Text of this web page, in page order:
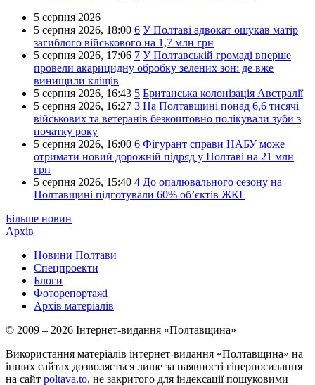
5 серпня 2026
5 серпня 2026, 18:00 6 У Полтаві адвокат ошукав матір
загиблого військового на 1,7 млн грн
5 серпня 2026, 17:06 7 У Полтавській громаді вперше
провели акарицидну обробку зелених зон: де вже
винищили кліщів
5 серпня 2026, 16:43 5 Британська колонізація Австралії
5 серпня 2026, 16:27 3 На Полтавщині понад 6,6 тисячі
військових та ветеранів безкоштовно полікували зуби з
початку року
5 серпня 2026, 16:00 6 Фігурант справи НАБУ може
отримати новий дорожній підряд у Полтаві на 21 млн
грн
5 серпня 2026, 15:40 4 До опалювального сезону на
Полтавщині підготували 60% об’єктів ЖКГ
Більше новин
Архів
Новини Полтави
Спецпроекти
Блоги
Фоторепортажі
Архів матеріалів
© 2009 – 2026 Інтернет-видання «Полтавщина»
Використання матеріалів інтернет-видання «Полтавщина» на
інших сайтах дозволяється лише за наявності гіперпосилання
на сайт poltava.to, не закритого для індексації пошуковими